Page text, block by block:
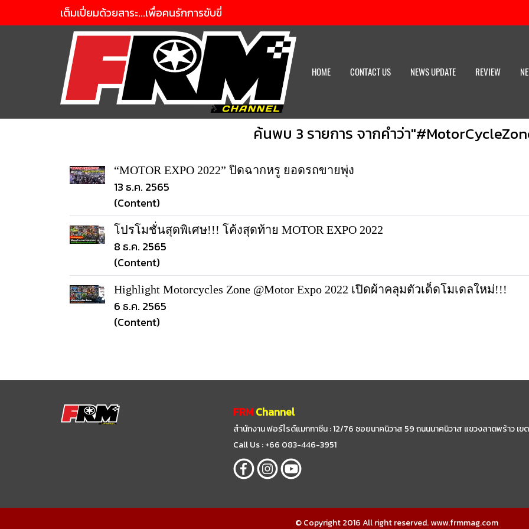
เต็มเปี่ยมด้วยสาระ...เพื่อคนรักการขับขี่
HOME CONTACT US NEWS UPDATE REVIEW
ค้นพบ 3 รายการ จากคำว่า
“MOTOR EXPO 2022” ปิดฉากหรู ยอดรถขายพุ่ง
13 ธ.ค. 2565
(Content)
โปรโมชั่นสุดพิเศษ!!! โค้งสุดท้าย MOTOR EXPO 2022
8 ธ.ค. 2565
(Content)
Highlight Motorcycles Zone @Motor Expo 2022 เปิดผ้าคลุมตัวเด็ดโมเดลใหม่!!!
6 ธ.ค. 2565
(Content)
FRM Channel
สำนักงาน ฟอร์ไรด์แมกกาซีน : 12/76 ซอยนาคนิวาส 59ถนนนาคนิวาส แขวงลาดพร้าว เข
Call Us : +66 083-446-3951
© Copyright 2016 All right reserved. www.frmmag.com